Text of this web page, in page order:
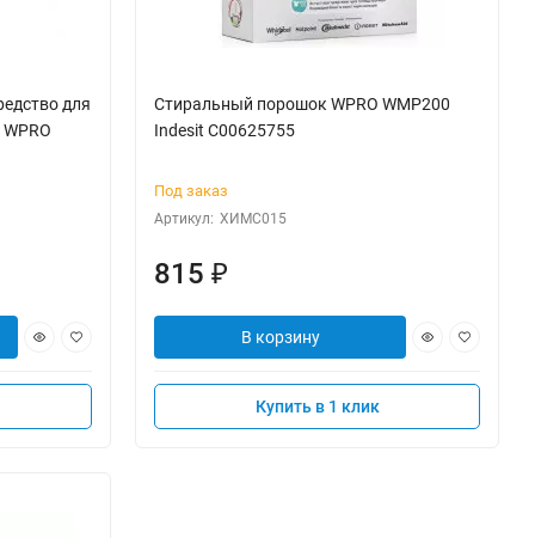
для
Стиральный порошок WPRO WMP200
Indesit C00625755
Под заказ
Артикул: ХИМС015
815₽
В корзину
Купить в 1 клик